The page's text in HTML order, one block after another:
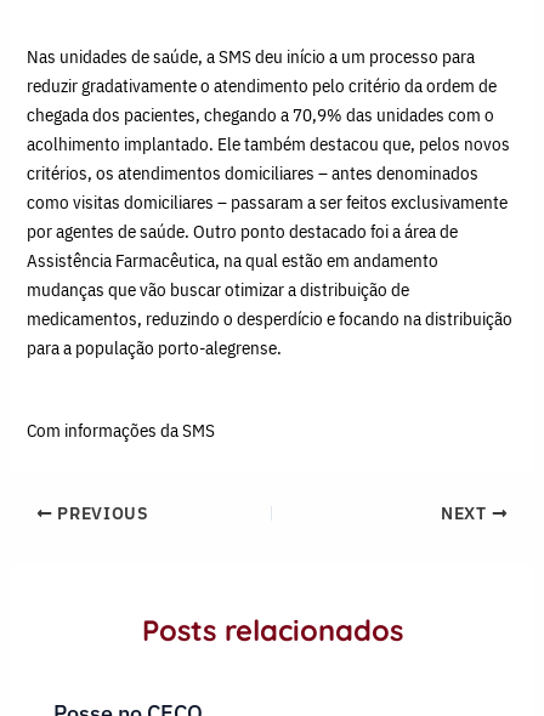
Nas unidades de saúde, a SMS deu início a um processo para
reduzir gradativamente o atendimento pelo critério da ordem de
chegada dos pacientes, chegando a 70,9% das unidades com o
acolhimento implantado. Ele também destacou que, pelos novos
critérios, os atendimentos domiciliares – antes denominados
como visitas domiciliares – passaram a ser feitos exclusivamente
por agentes de saúde. Outro ponto destacado foi a área de
Assistência Farmacêutica, na qual estão em andamento
mudanças que vão buscar otimizar a distribuição de
medicamentos, reduzindo o desperdício e focando na distribuição
para a população porto-alegrense.
Com informações da SMS
PREVIOUS NEXT
Posts relacionados